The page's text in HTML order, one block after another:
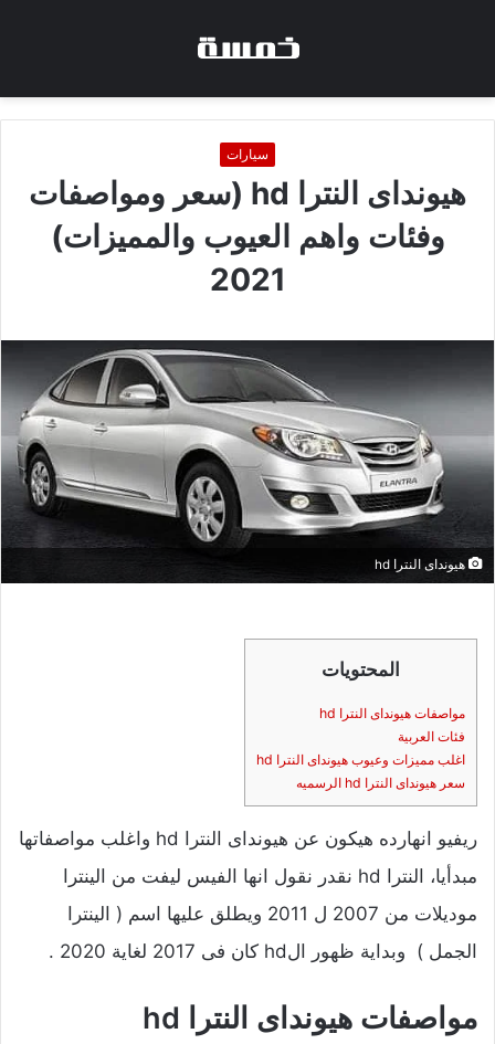
سيارات
هيونداى النترا hd (سعر ومواصفات
وفئات واهم العيوب والمميزات)
2021
هيونداى النترا hd
المحتويات
مواصفات هيونداى النترا hd
فئات العربية
اغلب مميزات وعيوب هيونداى النترا hd
سعر هيونداى النترا hd الرسميه
ريفيو انهارده هيكون عن هيونداى النترا hd واغلب مواصفاتها
مبدأيا، النترا hd نقدر نقول انها الفيس ليفت من الينترا
موديلات من 2007 ل 2011 ويطلق عليها اسم ( الينترا
الجمل ) وبداية ظهور الhd كان فى 2017 لغاية 2020 .
مواصفات هيونداى النترا hd